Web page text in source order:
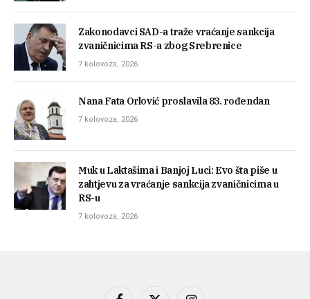
Zakonodavci SAD-a traže vraćanje sankcija
zvaničnicima RS-a zbog Srebrenice
7 kolovoza, 2026
Nana Fata Orlović proslavila 83. rođendan
7 kolovoza, 2026
Muk u Laktašima i Banjoj Luci: Evo šta piše u
zahtjevu za vraćanje sankcija zvaničnicima u
RS-u
7 kolovoza, 2026